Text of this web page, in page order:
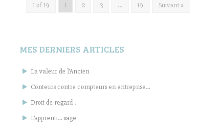
1 of 19 1 2 3 … 19 Suivant »
MES DERNIERS ARTICLES
La valeur de l’Ancien
Conteurs contre compteurs en entreprise…
Droit de regard !
L’apprenti… sage